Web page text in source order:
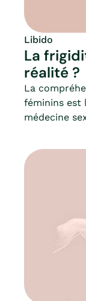
Libido
La
réalité ?
La
féminins est
médecine
n'aurait
notions ont
nous
hypoactif